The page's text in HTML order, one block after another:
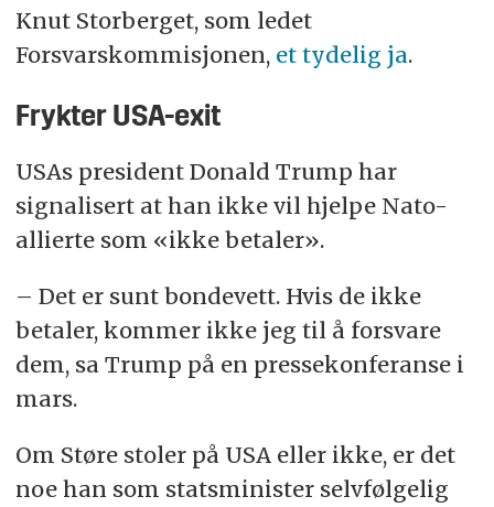
Knut Storberget, som ledet
Forsvarskommisjonen, et tydelig ja.
Frykter USA-exit
USAs president Donald Trump har
signalisert at han ikke vil hjelpe Nato-
allierte som «ikke betaler».
– Det er sunt bondevett. Hvis de ikke
betaler, kommer ikke jeg til å forsvare
dem, sa Trump på en pressekonferanse i
mars.
Om Støre stoler på USA eller ikke, er det
noe han som statsminister selvfølgelig